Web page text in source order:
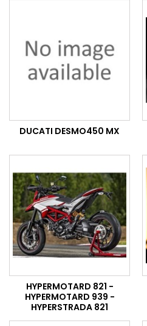
DUCATI DESMO450 MX
HYPERMOTARD 821 -
HYPERMOTARD 939 -
HYPERSTRADA 821